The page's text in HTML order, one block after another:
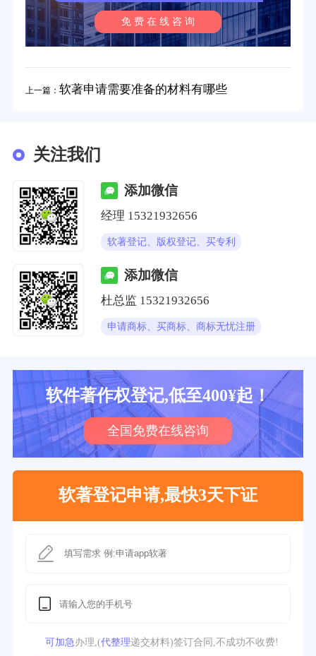
免 费 在 线 咨 询
上一篇： 软著申请需要准备的材料有哪些
关注我们
添加微信
经理 15321932656
软著登记、版权登记、买专利
添加微信
杜总监 15321932656
申请商标、买商标、商标无忧注册
软件著作权登记,低至400¥起！
全国免费在线咨询
软著登记申请,最快3天下证
可加急办理,(代整理递交材料)签订合同,不成功不收费!